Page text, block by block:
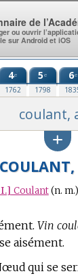
4e
1762
5e
1798
6e
coulant,
Coulant (n. m.)
Vin
aisément.
qui se
de
ou ouvrir
sur Android et iOS